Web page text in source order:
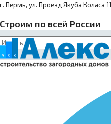
г. Пермь, ул. Проезд Якуба Коласа 11
Строим по всей России